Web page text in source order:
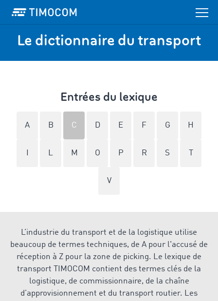
Le dictionnaire du transport
Entrées du lexique
A B C D E F G H
L M O P R S
V
L’industrie du transport et de la logistique utilise
beaucoup de termes techniques, de A pour l'accusé de
réception à Z pour la zone de picking. Le lexique de
transport TIMOCOM contient des termes clés de la
logistique, de commissionnaire, de la chaîne
d’approvisionnement et du transport routier. Les